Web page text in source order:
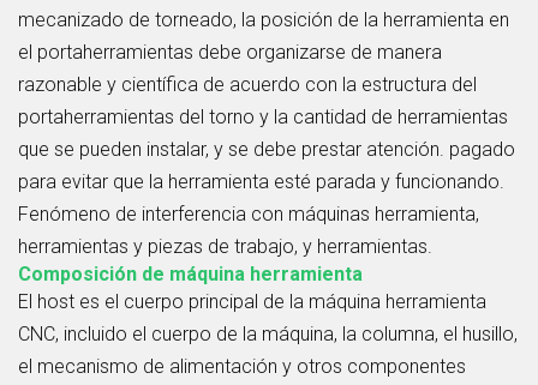
mecanizado de torneado, la posición de la herramienta en
el portaherramientas debe organizarse de manera
razonable y científica de acuerdo con la estructura del
portaherramientas del torno y la cantidad de herramientas
que se pueden instalar, y se debe prestar atención. pagado
para evitar que la herramienta esté parada y funcionando.
Fenómeno de interferencia con máquinas herramienta,
herramientas y piezas de trabajo, y herramientas.
Composición de máquina herramienta
El host es el cuerpo principal de la máquina herramienta
CNC, incluido el cuerpo de la máquina, la columna, el husillo,
el mecanismo de alimentación y otros componentes